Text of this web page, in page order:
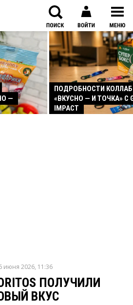
—
ПОДРОБНОСТИ
«ВКУСНО — И ТОЧКА» С
IMPACT
июня 2026, 11:36
ПОЛУЧИЛИ
ВКУС